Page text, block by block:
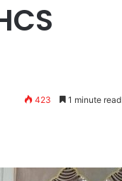
423 1 minute read